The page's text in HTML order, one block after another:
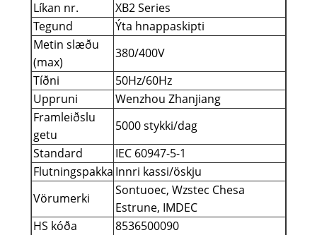
Líkan nr.
XB2 Series
Tegund
Ýta hnappaskipti
Metin slæðu
(max)
380/400V
Tíðni
50Hz/60Hz
Uppruni
Wenzhou Zhanjiang
Framleiðslu
getu
5000 stykki/dag
Standard
IEC 60947-5-1
Flutningspakka Innri kassi/öskju
Vörumerki
Sontuoec, Wzstec Chesa
Estrune, IMDEC
HS kóða
8536500090